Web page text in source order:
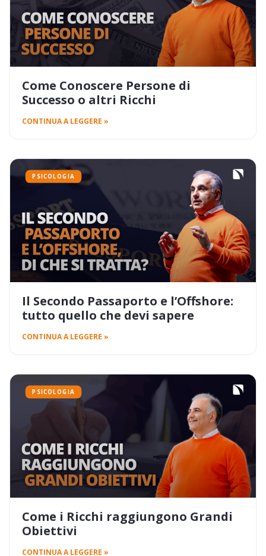
Come Conoscere Persone di
Successo o altri Ricchi
CONTINUA A LEGGERE »
PSICOLOGIA
Il Secondo Passaporto e l’Offshore:
tutto quello che devi sapere
CONTINUA A LEGGERE »
PSICOLOGIA
Come i Ricchi raggiungono Grandi
Obiettivi
CONTINUA A LEGGERE »